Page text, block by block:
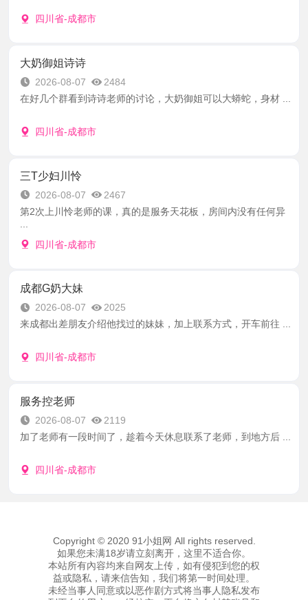
四川省-成都市
大奶御姐诗诗
2026-08-07
2484
在好几个群看到诗诗老师的讨论，大奶御姐可以大蟒蛇，身材 ...
四川省-成都市
三T少妇川怜
2026-08-07
2467
第2次上川怜老师的课，真的是服务天花板，房间内没有任何异
四川省-成都市
成都G奶大妹
2026-08-07
2025
来成都出差朋友介绍他找过的妹妹，加上联系方式，开车前往 ...
四川省-成都市
服务控老师
2026-08-07
2119
加了老师有一段时间了，趁着今天休息联系了老师，到地方后 ...
四川省-成都市
Copyright © 2020 91小姐网 All rights reserved.
如果您未满18岁请立刻离开，这里不适合你。
本站所有內容均来自网友上传，如有侵犯到您的权
益或隐私，请来信告知，我们将第一时间处理。
未经当事人同意或以恶作剧方式将当事人隐私发布